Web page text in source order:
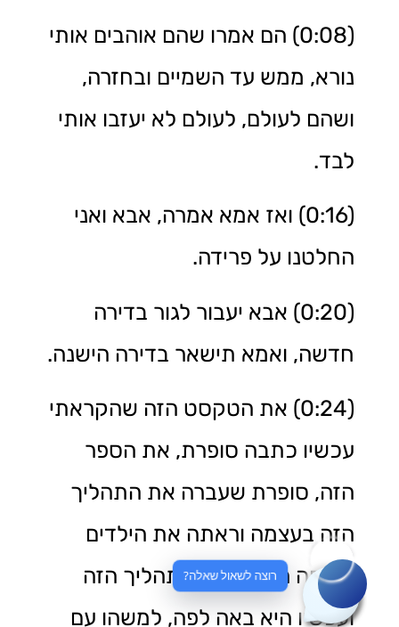
(0:08) הם אמרו שהם אוהבים אותי
נורא, ממש עד השמיים ובחזרה,
ושהם לעולם, לעולם לא יעזבו אותי
לבד.
(0:16) ואז אמא אמרה, אבא ואני
החלטנו על פרידה.
(0:20) אבא יעבור לגור בדירה
חדשה, ואמא תישאר בדירה הישנה.
(0:24) את הטקסט הזה שהקראתי
עכשיו כתבה סופרת, את הספר
הזה, סופרת שעברה את התהליך
הזה בעצמה וראתה את הילדים
וצמחה המון מתוך התהליך הזה
ועכשיו היא באה לפה, למשהו עם
רוצה לשאול שאלה?